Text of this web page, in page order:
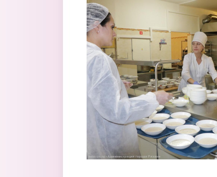
Перейти к основному содержанию